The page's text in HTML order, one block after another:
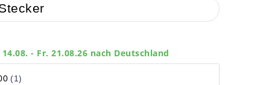
- Fr. 21.08.26 nach Deutschland